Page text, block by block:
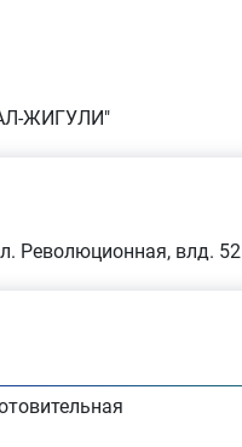
ЖИГУЛИ"
Революционная, влд. 52